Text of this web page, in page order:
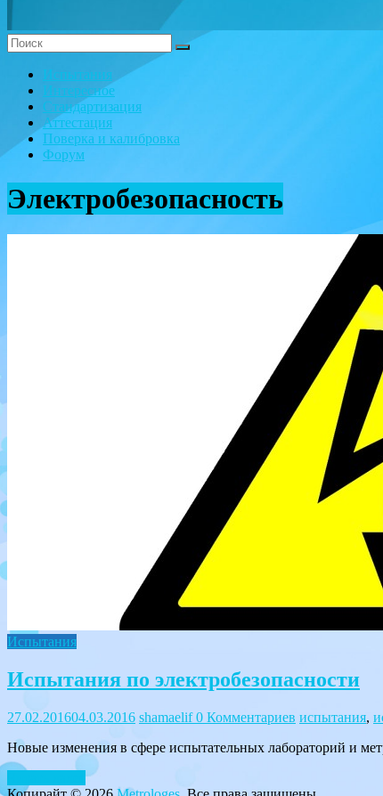
Испытания
Интересное
Стандартизация
Аттестация
Поверка и калибровка
Форум
Электробезопасность
Испытания
Испытания по электробезопасности
27.02.201604.03.2016 shamaelif0 Комментариев испытания,
Новые изменения в сфере испытательных лабораторий и